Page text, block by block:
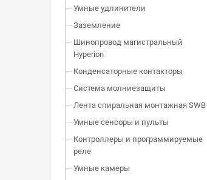
Умные удлинители
Заземление
Шинопровод магистральный
Hyperion
Конденсаторные контакторы
Система молниезащиты
Лента спиральная монтажная SWB
Умные сенсоры и пульты
Контроллеры и программируемые
реле
Умные камеры